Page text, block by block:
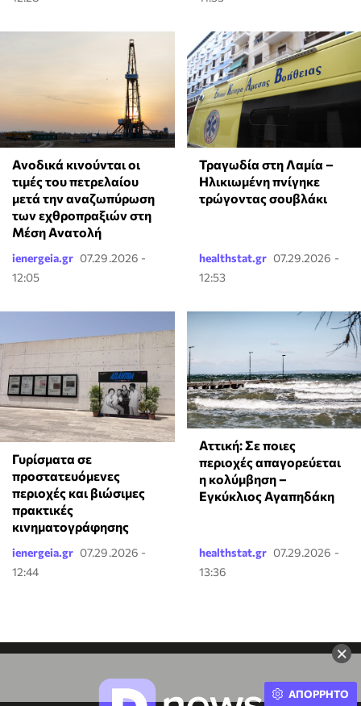
×
Ανοδικά κινούνται οι
τιμές του πετρελαίου
μετά την αναζωπύρωση
των εχθροπραξιών στη
Μέση Ανατολή
ienergeia.gr 07.29.2026 -
12:05
Τραγωδία στη Λαμία –
Ηλικιωμένη πνίγηκε
τρώγοντας σουβλάκι
healthstat.gr 07.29.2026 -
12:53
Γυρίσματα σε
προστατευόμενες
περιοχές και βιώσιμες
πρακτικές
κινηματογράφησης
ienergeia.gr 07.29.2026 -
12:44
Αττική: Σε ποιες
περιοχές απαγορεύεται
η κολύμβηση –
Εγκύκλιος Αγαπηδάκη
healthstat.gr 07.29.2026 -
13:36
ΑΠΟΡΡΗΤΟ